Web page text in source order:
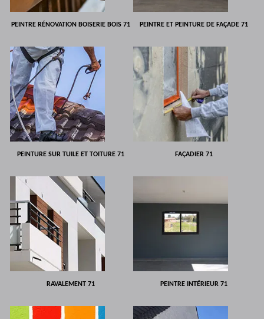
PEINTRE RÉNOVATION BOISERIE BOIS 71 PEINTRE ET PEINTURE DE FAÇADE 71
PEINTURE SUR TUILE ET TOITURE 71 FAÇADIER 71
RAVALEMENT 71 PEINTRE INTÉRIEUR 71